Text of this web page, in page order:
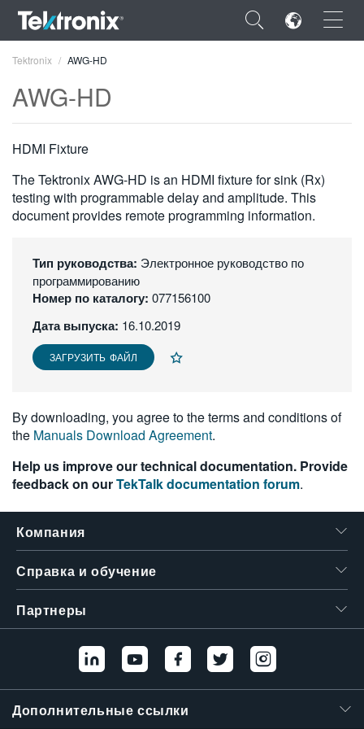
×
ENGLISH
FRANÇAIS
DEUTSCH
简体中文
한국어
Tektronix AWG-HD
AWG-HD
HDMI Fixture
The Tektronix AWG-HD is an HDMI fixture for sink (Rx)
testing with programmable delay and amplitude. This
document provides remote programming information.
Тип руководства: Электронное руководство по
программированию
Номер по каталогу: 077156100
Дата выпуска: 16.10.2019
ЗАГРУЗИТЬ ФАЙЛ
By downloading, you agree to the terms and conditions of
the Manuals Download Agreement.
Help us improve our technical documentation. Provide
feedback on ourTekTalk documentation forum.
Компания
Справка и обучение
Партнеры
Дополнительные ссылки